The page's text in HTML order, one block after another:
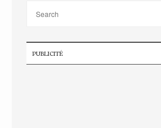
PUBLICITÉ